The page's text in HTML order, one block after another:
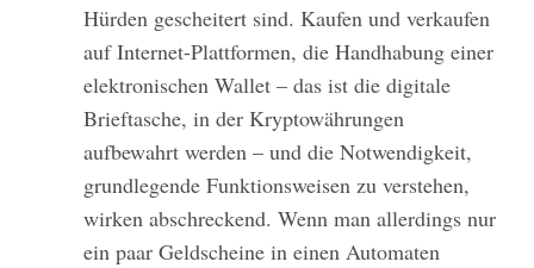
Hürden gescheitert sind. Kaufen und verkaufen
auf Internet-Plattformen, die Handhabung einer
elektronischen Wallet – das ist die digitale
Brieftasche, in der Kryptowährungen
aufbewahrt werden – und die Notwendigkeit,
grundlegende Funktionsweisen zu verstehen,
wirken abschreckend. Wenn man allerdings nur
ein paar Geldscheine in einen Automaten